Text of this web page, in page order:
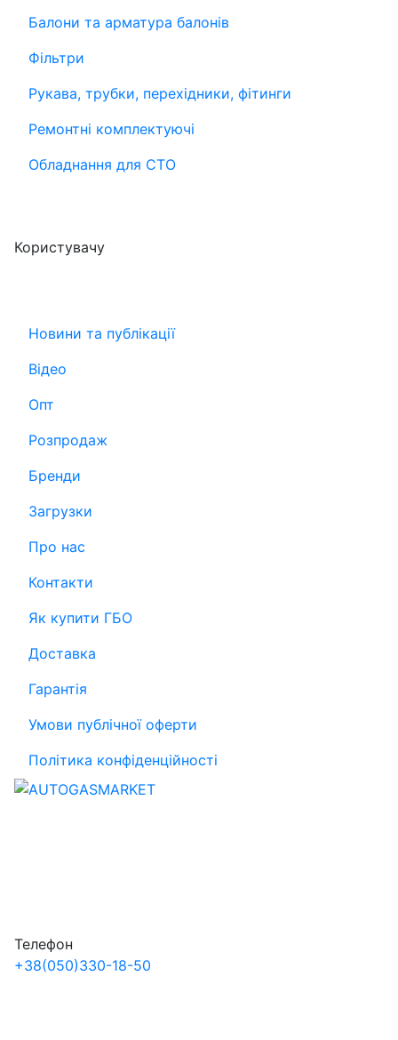
Балони та арматура балонів
Фільтри
Рукава, трубки, перехідники, фітинги
Ремонтні комплектуючі
Обладнання для СТО
Користувачу
Новини та публікації
Відео
Опт
Розпродаж
Бренди
Загрузки
Про нас
Контакти
Як купити ГБО
Доставка
Гарантія
Умови публічної оферти
Політика конфіденційності
Телефон
+38(050)330-18-50